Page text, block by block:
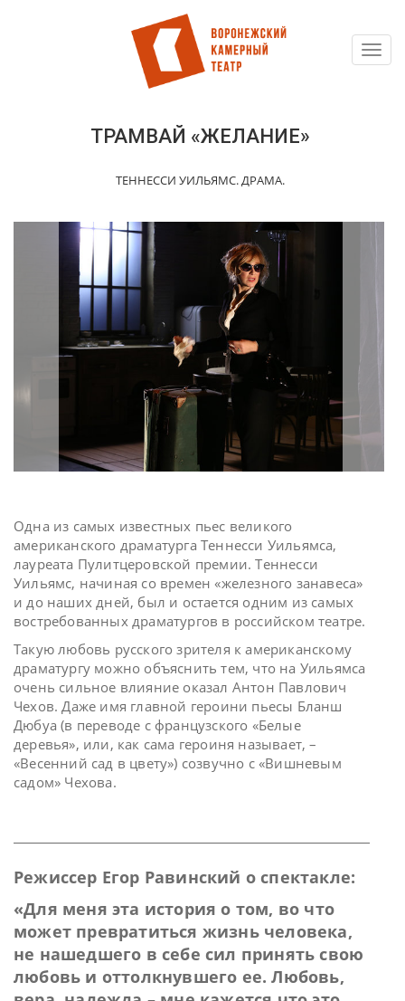
ТРАМВАЙ «ЖЕЛАНИЕ»
ТЕННЕССИ УИЛЬЯМС. ДРАМА.
Одна из самых известных пьес великого
американского драматурга Теннесси Уильямса,
лауреата Пулитцеровской премии. Теннесси
Уильямс, начиная со времен «железного занавеса»
и до наших дней, был и остается одним из самых
востребованных драматургов в российском театре.
Такую любовь русского зрителя к американскому
драматургу можно объяснить тем, что на Уильямса
очень сильное влияние оказал Антон Павлович
Чехов. Даже имя главной героини пьесы Бланш
Дюбуа (в переводе с французского «Белые
деревья», или, как сама героиня называет, –
«Весенний сад в цвету») созвучно с «Вишневым
садом» Чехова.
Режиссер Егор Равинский о спектакле:
«Для меня эта история о том, во что
может превратиться жизнь человека,
не нашедшего в себе сил принять свою
любовь и оттолкнувшего ее. Любовь,